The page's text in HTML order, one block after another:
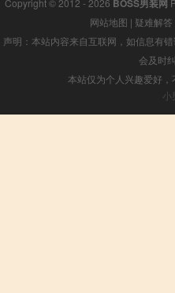
Copyright © 2012 - 2026 BOSS男装网
网站地图 | 疑难解答
声明：本站内容来自互联网，如信息有
会及时
本站仅为个人兴趣爱好
小